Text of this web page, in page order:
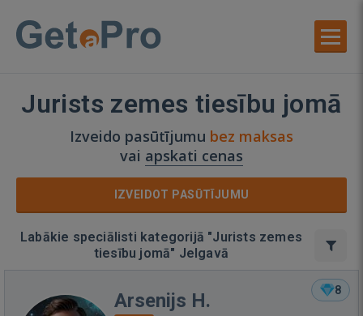
Jurists zemes tiesību jomā
Izveido pasūtījumu bez maksas
vai apskati cenas
IZVEIDOT PASŪTĪJUMU
Labākie speciālisti kategorijā "Jurists zemes
tiesību jomā" Jelgavā
8
Arsenijs H.